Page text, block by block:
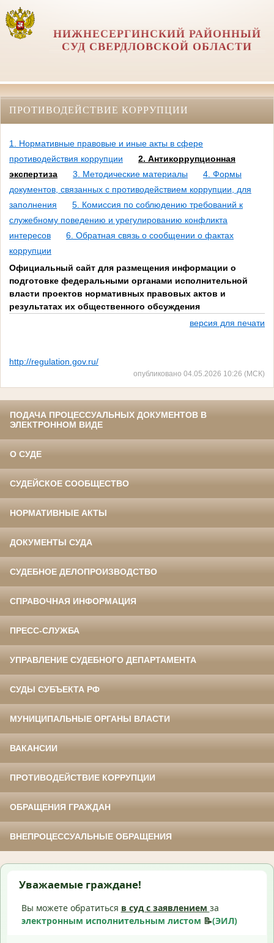
НИЖНЕСЕРГИНСКИЙ РАЙОННЫЙ
СУД СВЕРДЛОВСКОЙ ОБЛАСТИ
ПРОТИВОДЕЙСТВИЕ КОРРУПЦИИ
1. Нормативные правовые и иные акты в сфере
противодействия коррупции
2. Антикоррупционная
экспертиза
3. Методические материалы
4. Формы
документов, связанных с противодействием коррупции, для
заполнения
5. Комиссия по соблюдению требований к
служебному поведению и урегулированию конфликта
интересов
6. Обратная связь о сообщении о фактах
коррупции
Официальный сайт для размещения информации о
подготовке федеральными органами исполнительной
власти проектов нормативных правовых актов и
результатах их общественного обсуждения
версия для печати
http://regulation.gov.ru/
опубликовано 04.05.2026 10:26 (МСК)
ПОДАЧА ПРОЦЕССУАЛЬНЫХ ДОКУМЕНТОВ В
ЭЛЕКТРОННОМ ВИДЕ
О СУДЕ
СУДЕЙСКОЕ СООБЩЕСТВО
НОРМАТИВНЫЕ АКТЫ
ДОКУМЕНТЫ СУДА
СУДЕБНОЕ ДЕЛОПРОИЗВОДСТВО
СПРАВОЧНАЯ ИНФОРМАЦИЯ
ПРЕСС-СЛУЖБА
УПРАВЛЕНИЕ СУДЕБНОГО ДЕПАРТАМЕНТА
СУДЫ СУБЪЕКТА РФ
МУНИЦИПАЛЬНЫЕ ОРГАНЫ ВЛАСТИ
ВАКАНСИИ
ПРОТИВОДЕЙСТВИЕ КОРРУПЦИИ
ОБРАЩЕНИЯ ГРАЖДАН
ВНЕПРОЦЕССУАЛЬНЫЕ ОБРАЩЕНИЯ
Уважаемые граждане!
Вы можете обратиться в суд с заявлением за
электронным исполнительным листом 📝(ЭИЛ)